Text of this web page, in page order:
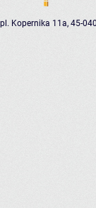
pl. Kopernika 11a, 45-